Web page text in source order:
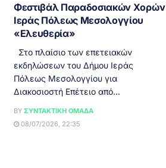
Φεστιβάλ Παραδοσιακών Χορών
Ιεράς Πόλεως Μεσολογγίου
«Ελευθερία»
Στο πλαίσιο των επετειακών
εκδηλώσεων του Δήμου Ιεράς
Πόλεως Μεσολογγίου για
Διακοσιοστή Επέτειο από...
BY ΣΥΝΤΑΚΤΙΚΉ ΟΜΆΔΑ
08/07/2026, 22:35